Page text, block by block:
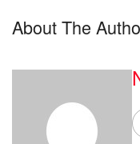
About The